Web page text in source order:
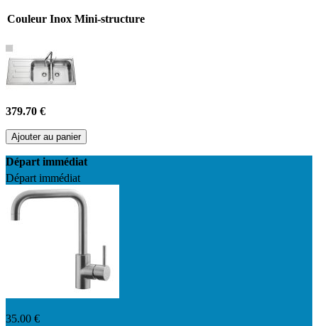
Couleur Inox Mini-structure
379.70 €
Ajouter au panier
Départ immédiat
Départ immédiat
35.00 €